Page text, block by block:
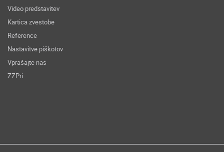
Video predstavitev
Kartica zvestobe
Reference
Nastavitve piškotov
Vprašajte nas
ZZPri